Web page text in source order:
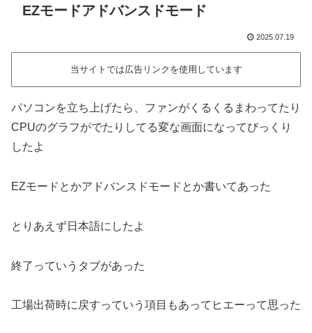
EZモードアドバンスドモード
2025.07.19
当サイトでは広告リンクを使用しています
パソコンを立ち上げたら、ファンがくるくるまわってたり
CPUのグラフがでたりしてる変な画面になってびっくり
したよ
EZモードとかアドバンスドモードとか書いてあった
とりあえず日本語にしたよ
終了っていうタブがあった
工場出荷時に戻すっていう項目もあってヒエーって思った